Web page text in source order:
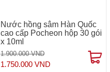
Nước hồng sâm Hàn Quốc
cao cấp Pocheon hộp 30 gói
x 10ml
1.900.000 VND
1.750.000 VND